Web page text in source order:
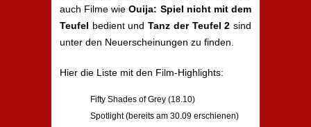
auch Filme wieOuija: Spiel nicht mit dem
Teufel bedient undTanz der Teufel 2 sind
unter den Neuerscheinungen zu finden.
Hier die Liste mit den Film-Highlights:
Fifty Shades of Grey (18.10)
Spotlight (bereits am 30.09 erschienen)